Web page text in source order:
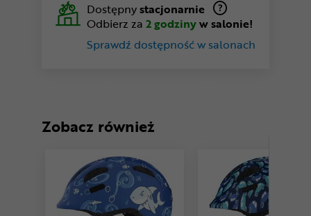
Dostępnystacjonarnie
Odbierz za 2 godzinyw salonie!
Sprawdź dostępność w salonach
Zobacz również